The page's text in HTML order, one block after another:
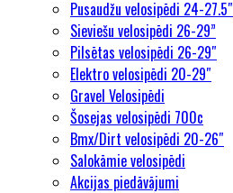
Pusaudžu velosipēdi 24-27.5″
Sieviešu velosipēdi 26-29”
Pilsētas velosipēdi 26-29″
Elektro velosipēdi 20-29″
Gravel Velosipēdi
Šosejas velosipēdi 700c
Bmx/Dirt velosipēdi 20-26″
Salokāmie velosipēdi
Akcijas piedāvājumi